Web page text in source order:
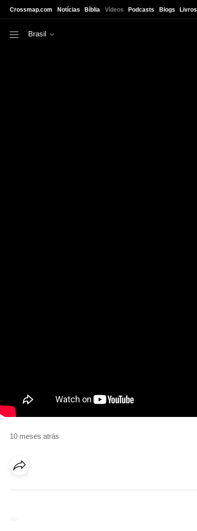
Crossmap.com Notícias Bíblia Vídeos Podcasts Blogs Livros
Brasil
10 meses atrás